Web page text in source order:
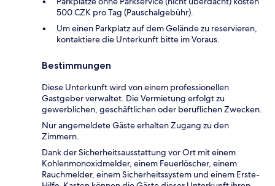
500 CZK pro Tag (Pauschalgebühr).
Um einen Parkplatz auf dem Gelände zu reservieren,
kontaktiere die Unterkunft bitte im Voraus.
Bestimmungen
Diese Unterkunft wird von einem professionellen
Gastgeber verwaltet. Die Vermietung erfolgt zu
gewerblichen, geschäftlichen oder beruflichen Zwecken.
Nur angemeldete Gäste erhalten Zugang zu den
Zimmern.
Dank der Sicherheitsausstattung vor Ort mit einem
Kohlenmonoxidmelder, einem Feuerlöscher, einem
Rauchmelder, einem Sicherheitssystem und einem Erste-